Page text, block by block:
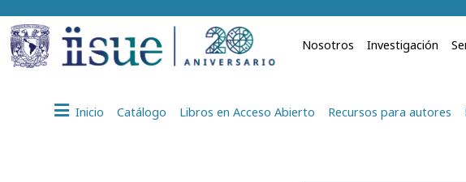
Nosotros Investigación
Inicio Catálogo Libros en Acceso Abierto Recursos para autores